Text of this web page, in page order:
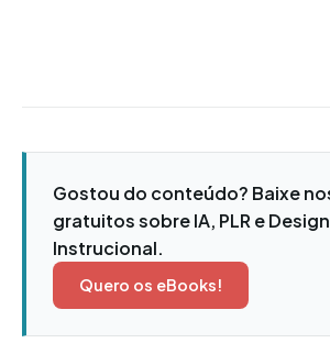
Gostou do conteúdo? Baixe
gratuitos sobre IA, PLR e Design
Instrucional.
Quero os eBooks!